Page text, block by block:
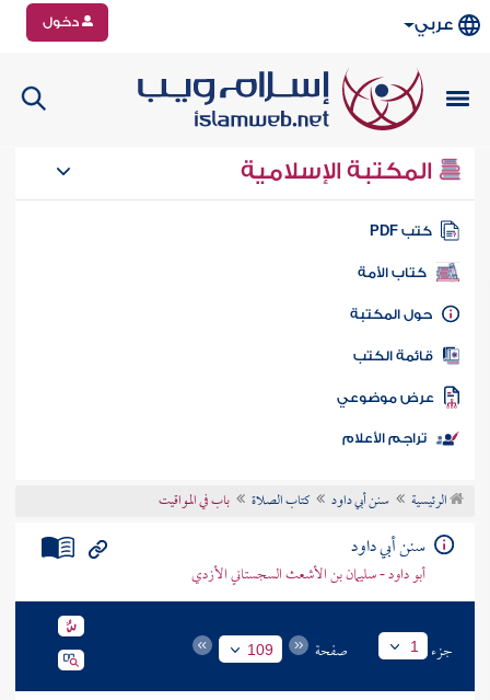
عربي دخول
المكتبة الإسلامية
كتب PDF
كتاب الأمة
المكتبة
الكتب
موضوعي
تراجم الأعلام
الرئيسية سنن أبي داود كتاب الصلاة باب في المواقيت
سنن أبي داود
أبو داود - سليمان بن الأشعث السجستاني الأزدي
جزء 1 صفحة 109